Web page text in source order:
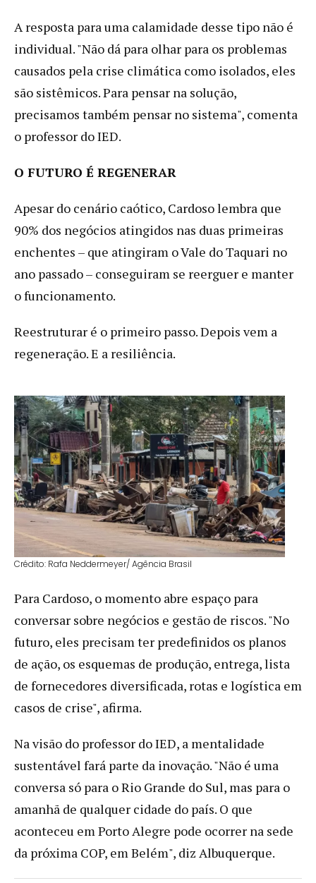
A resposta para uma calamidade desse tipo não é
individual. "Não dá para olhar para os problemas
causados pela crise climática como isolados, eles
são sistêmicos. Para pensar na solução,
precisamos também pensar no sistema", comenta
o professor do IED.
O FUTURO É REGENERAR
Apesar do cenário caótico, Cardoso lembra que
90% dos negócios atingidos nas duas primeiras
enchentes – que atingiram o Vale do Taquari no
ano passado – conseguiram se reerguer e manter
o funcionamento.
Reestruturar é o primeiro passo. Depois vem a
regeneração. E a resiliência.
Crédito: Rafa Neddermeyer/ Agência Brasil
Para Cardoso, o momento abre espaço para
conversar sobre negócios e gestão de riscos. "No
futuro, eles precisam ter predefinidos os planos
de ação, os esquemas de produção, entrega, lista
de fornecedores diversificada, rotas e logística em
casos de crise", afirma.
Na visão do professor do IED, a mentalidade
sustentável fará parte da inovação. "Não é uma
conversa só para o Rio Grande do Sul, mas para o
amanhã de qualquer cidade do país. O que
aconteceu em Porto Alegre pode ocorrer na sede
da próxima COP, em Belém", diz Albuquerque.